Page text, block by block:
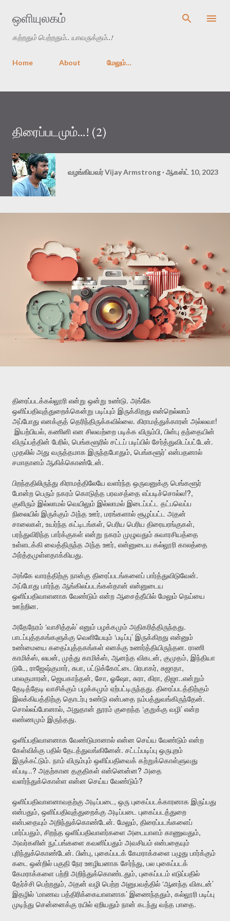
ஒளியுலகம்
கற்றதும் பெற்றதும்.. யாவருக்கும்..!
Home About மேலும்…
திரைப்படமும்…! (2)
வழங்கியவர்Vijay Armstrong ஆகஸ்ட் 10, 2023
திரைப்படக்கல்லூரி என்று ஒன்று உண்டு. அங்கே
ஒளிப்பதிவுத்துறைக்கென்று படிப்பும் இருக்கிறது என்றெல்லாம்
அப்போது எனக்குத் தெரிந்திருக்கவில்லை. கிராமத்துக்காரன் அல்லவா!
இயற்பியல், கணினி என சிலவற்றை படிக்க விரும்பி, பின்பு தந்தையின்
விருப்பத்தின் பேரில், பெங்களூரில் சட்டப் படிப்பில் சேர்த்துவிடப்பட்டேன்.
முதலில் அது வருத்தமாக இருந்தபோதும், பெங்களூர்’ என்பதனால்
சமாதானம் ஆகிக்கொண்டேன்.
பிறந்ததிலிருந்து கிராமத்திலேயே வளர்ந்த ஒருவனுக்கு பெங்களூர்
போன்ற பெரும் நகரம் கொடுத்த பரவசத்தை எப்படிச்சொல்ல!?,
குளிரும் இல்லாமல் வெயிலும் இல்லாமல் இடைப்பட்ட
தட்பவெப்ப
நிலையில் இருக்கும் அந்த ஊர், மரங்களால் சூழப்பட்ட
அதன்
சாலைகள், உயர்ந்த கட்டிடங்கள், பெரிய பெரிய திரையரங்குகள்,
பரந்துவிரிந்த பார்க்குகள் என்று நகரம் முழுவதும் சுவாரசியத்தை
உள்ளடக்கி வைத்திருந்த அந்த ஊர், என்னுடைய கல்லூரி காலத்தை
அர்த்தமுள்ளதாக்கியது.
அங்கே வாரத்திற்கு நான்கு திரைப்படங்களைப் பார்த்துவிடுவேன்.
அப்போது பார்ந்த ஆங்கிலப்படங்கள்தான் என்னுடைய
ஒளிப்பதிவாளனாக வேண்டும் என்ற ஆசைத்தீயில் மேலும் நெய்யை
ஊற்றின.
அதேநேரம் ‘வாசித்தல்’ எனும் பழக்கமும் அதிகரித்திருந்தது.
பாடப்புத்தகங்களுக்கு வெளியேயும் ‘படிப்பு’ இருக்கிறது என்னும்
உண்மையை கதைப்புத்தகங்கள் எனக்கு உணர்த்தியிருந்தன. ராணி
காமிக்ஸ், லயன், முத்து காமிக்ஸ், ஆனந்த விகடன், குமுதம், இந்தியா
டுடே , ராஜேஷ்குமார், சுபா, பட்டுக்கோட்டை பிரபாகர், சுஜாதா,
பாலகுமாரன், ஜெயகாந்தன், சோ, ஓஷோ, சுரா, கிரா, திஜா..என்றும்
தேடித்தேடி வாசிக்கும் பழக்கமும் ஏற்பட்டிருந்தது. திரைப்படத்திற்கும்
இலக்கியத்திற்கு தொடர்பு உண்டு என்பதை நம்பத்துவங்கிருந்தேன்.
சொல்லப்போனால், அதுதான் தூரம் குறைந்த ‘குறுக்கு வழி’ என்ற
எண்ணமும் இருந்தது.
ஒளிப்பதிவாளனாக வேண்டுமானால் என்ன செய்ய வேண்டும் என்ற
கேள்விக்கு பதில் தேடத்துவங்கினேன். சட்டப்படிப்பு ஒருபுறம்
இருக்கட்டும். நாம் விரும்பும் ஒளிப்பதிவைக் கற்றுக்கொள்ளுவது
எப்படி ..? அதற்கான தகுதிகள் என்னென்ன? அதை
வளர்ந்துக்கொள்ள என்ன செய்ய வேண்டும்?
ஒளிப்பதிவாளனாவதற்கு அடிப்படை , ஒரு புகைப்படக்காரனாக இருப்பது
என்பதும், ஒளிப்பதிவுத்துறைக்கு அடிப்படை
புகைப்படத்துறை
என்பதையும் அறிந்துக்கொண்டேன். மேலும், திரைப்படங்களைப்
பார்ப்பதும், சிறந்த ஒளிப்பதிவாளர்களை அடையாளம் காணுவதும்,
அவர்களின் நுட்பங்களை கவனிப்பதும் அவசியம் என்பதையும்
புரிந்துக்கொண்டேன். பின்பு, புகைப்படக் கேமராக்களை பழுது பார்க்கும்
கடை
ஒன்றில் பகுதி நேர ஊழியனாக சேர்ந்து, பல புகைப்படக்
கேமராக்களை பற்றி அறிந்துக்கொண்டதும், புகைப்படம் எடுப்பதில்
தேர்ச்சி பெற்றதும், அதன் வழி பெற்ற அனுபவத்தில் ‘ஆனந்த விகடன்’
இதழில் ‘மாணவ பத்திரிக்கையாளனாக’ இணைந்ததும், கல்லூரி படிப்பு
முடிந்து சென்னைக்கு ரயில் ஏறியதும் நான் கடந்து வந்த பாதை.